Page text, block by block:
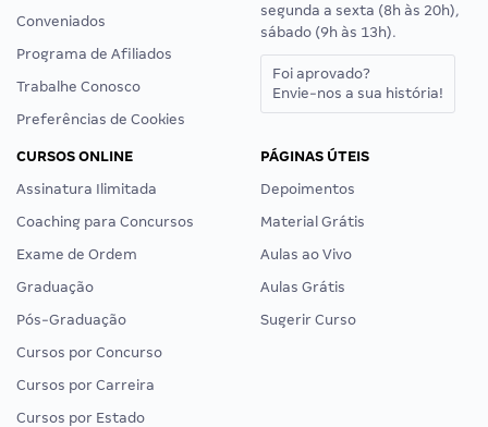
Conveniados
Programa de Afiliados
Trabalhe Conosco
Preferências de Cookies
segunda a sexta (8h às 20h),
sábado (9h às 13h).
Foi aprovado?
Envie-nos a sua história!
CURSOS ONLINE
Assinatura Ilimitada
Coaching para Concursos
Exame de Ordem
Graduação
Pós-Graduação
Cursos por Concurso
Cursos por Carreira
Cursos por Estado
PÁGINAS ÚTEIS
Depoimentos
Material Grátis
Aulas ao Vivo
Aulas Grátis
Sugerir Curso